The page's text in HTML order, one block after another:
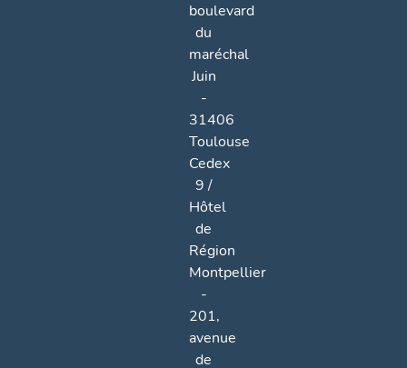
boulevard
du
maréchal
Juin
-
31406
Toulouse
Cedex
9 /
Hôtel
de
Région
Montpellier
-
201,
avenue
de